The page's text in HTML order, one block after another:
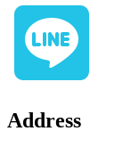
Address